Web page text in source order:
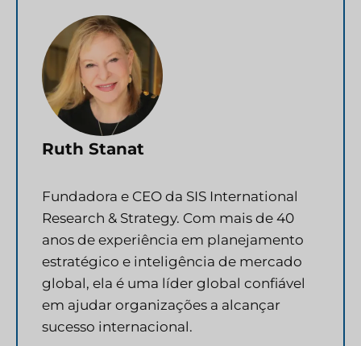
Ruth Stanat
Fundadora e CEO da SIS International
Research & Strategy. Com mais de 40
anos de experiência em planejamento
estratégico e inteligência de mercado
global, ela é uma líder global confiável
em ajudar organizações a alcançar
sucesso internacional.